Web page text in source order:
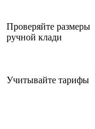
Проверяйте размеры
ручной клади
Учитывайте тарифы